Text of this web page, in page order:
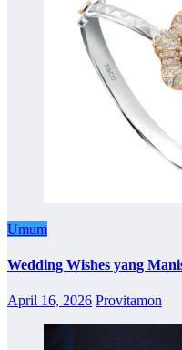
Umum
Wedding Wishes yang
April 16, 2026 Provitamon